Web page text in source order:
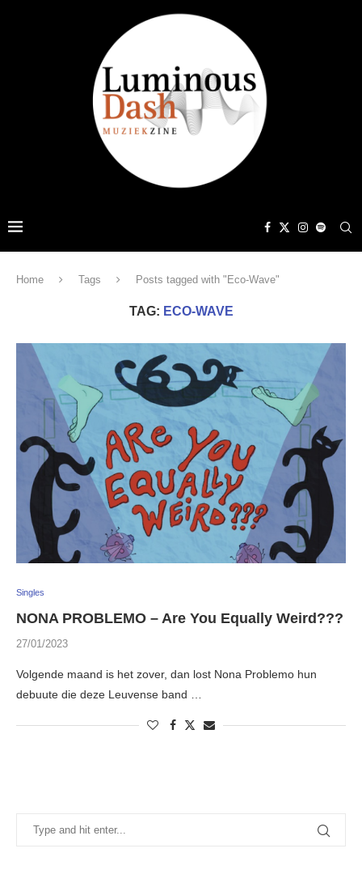
Home Tags Posts tagged with "Eco-Wave"
TAG: ECO-WAVE
Singles
NONA PROBLEMO – Are You Equally Weird???
27/01/2023
Volgende maand is het zover, dan lost Nona Problemo hun
debuute die deze Leuvense band …